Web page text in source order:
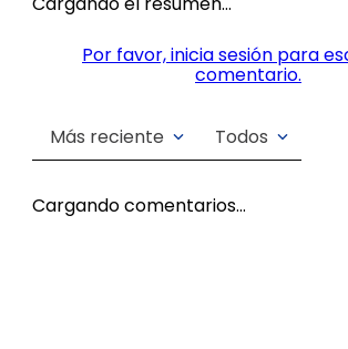
Por favor, inicia sesión para
comentario.
Más reciente Todos
Cargando comentarios…